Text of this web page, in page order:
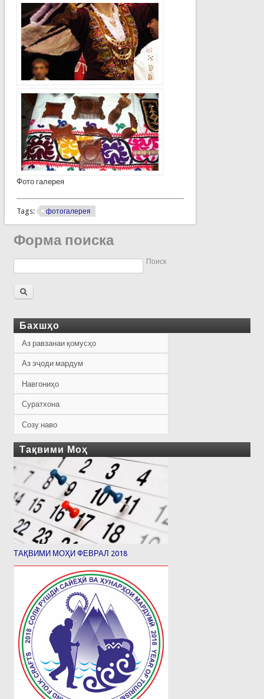
Фото галерея
Tags: фотогалерея
Форма поиска
Поиск
Бахшҳо
Аз равзанаи қомусҳо
Аз эҷоди мардум
Навгониҳо
Суратхона
Созу наво
Тақвими Моҳ
ТАҚВИМИ МОҲИ ФЕВРАЛ 2018